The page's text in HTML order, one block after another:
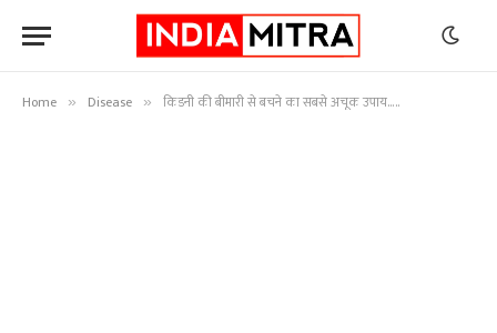
Home » Disease » किडनी की बीमारी से बचने का सबसे अचूक उपाय…..